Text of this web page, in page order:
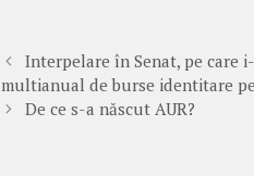
Interpelare în Senat, pe care
multianual de burse identitare
De ce s-a născut AUR?